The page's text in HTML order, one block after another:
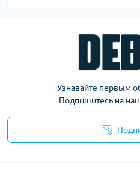
Узнавайте первым
Подпишитесь на